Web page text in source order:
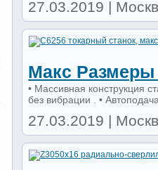
27.03.2019 |
Макс Размеры
• Массивная конструкция
без вибрации . •
27.03.2019 |